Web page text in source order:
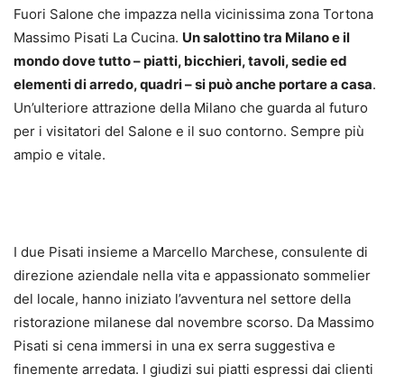
Fuori Salone che impazza nella vicinissima zona Tortona
Massimo Pisati La Cucina. Un salottino tra Milano e il
mondo dove tutto – piatti, bicchieri, tavoli, sedie ed
elementi di arredo, quadri – si può anche portare a casa.
Un’ulteriore attrazione della Milano che guarda al futuro
per i visitatori del Salone e il suo contorno. Sempre più
ampio e vitale.
I due Pisati insieme a Marcello Marchese, consulente di
direzione aziendale nella vita e appassionato sommelier
del locale, hanno iniziato l’avventura nel settore della
ristorazione milanese dal novembre scorso. Da Massimo
Pisati si cena immersi in una ex serra suggestiva e
finemente arredata. I giudizi sui piatti espressi dai clienti